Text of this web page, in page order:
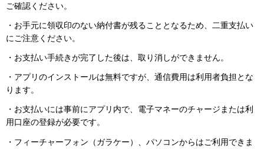
ご確認ください。
・お手元に領収印のない納付書が残ることとなるため、二重支払い
にご注意ください。
・お支払い手続きが完了した後は、取り消しができません。
・アプリのインストールは無料ですが、通信費用は利用者負担とな
ります。
・お支払いには事前にアプリ内で、電子マネーのチャージまたは利
用口座の登録が必要です。
・フィーチャーフォン（ガラケー）、パソコンからはご利用できま